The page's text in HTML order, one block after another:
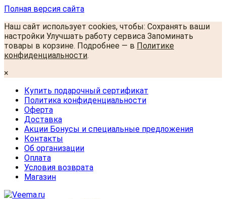
Полная версия сайта
Наш сайт использует cookies, чтобы: Сохранять ваши
настройки Улучшать работу сервиса Запоминать
товары в корзине. Подробнее — в Политике
конфиденциальности.
×
Купить подарочный сертификат
Политика конфиденциальности
Оферта
Доставка
Акции Бонусы и специальные предложения
Контакты
Об организации
Оплата
Условия возврата
Магазин